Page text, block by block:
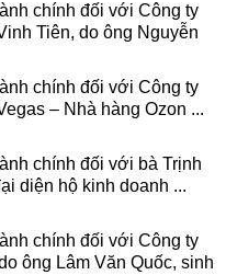
chính đối với Công ty
Tiên, do ông Nguyễn
chính đối với Công ty
– Nhà hàng Ozon ...
chính đối với bà Trịnh
diện hộ kinh doanh ...
chính đối với Công ty
ông Lâm Văn Quốc, sinh